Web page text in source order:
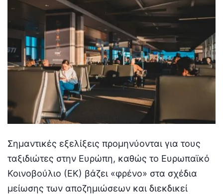
Σημαντικές εξελίξεις προμηνύονται για τους
ταξιδιώτες στην Ευρώπη, καθώς το Ευρωπαϊκό
Κοινοβούλιο (ΕΚ) βάζει «φρένο» στα σχέδια
μείωσης των αποζημιώσεων και διεκδικεί